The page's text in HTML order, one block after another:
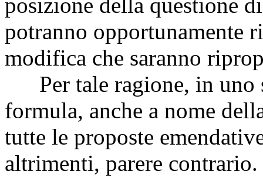
potranno opportunamente
modifica che saranno
Per tale ragione, in uno
formula, anche a nome
tutte le proposte
altrimenti, parere contrario.